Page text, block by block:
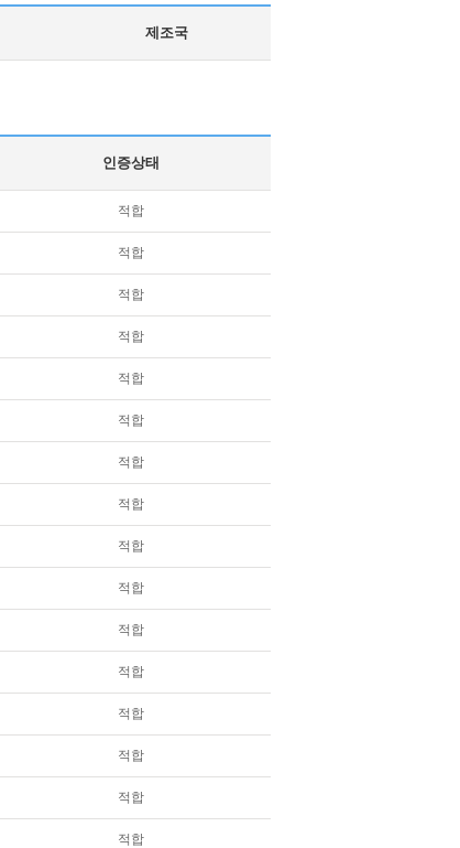
제조국
인증상태
적합
적합
적합
적합
적합
적합
적합
적합
적합
적합
적합
적합
적합
적합
적합
적합